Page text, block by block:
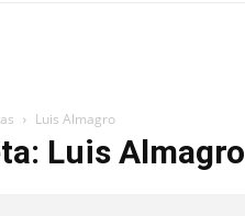
Luis Almagro
Luis Almagro